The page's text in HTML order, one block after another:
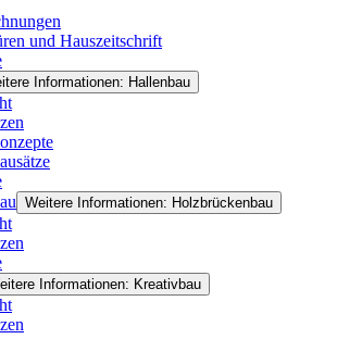
und Hauszeitschrift
Informationen: Hallenbau
Weitere Informationen: Holzbrückenbau
Informationen: Kreativbau